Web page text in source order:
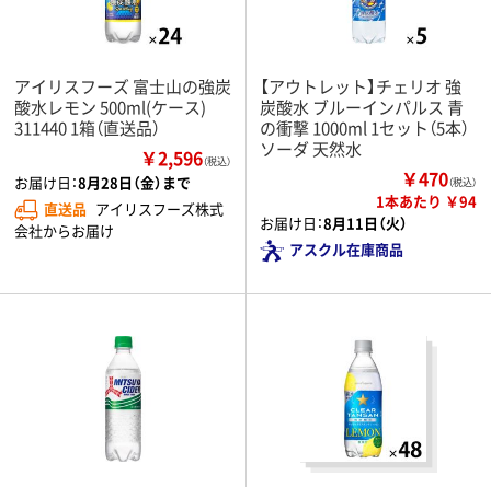
アイリスフーズ 富士山の強炭
酸水レモン 500ml(ケース)
311440 1箱（直送品）
￥2,596（税込）
お届け日：8月28日（金）まで
直送品 アイリスフーズ株式
会社からお届け
【アウトレット】チェリオ 強
炭酸水 ブルーインパルス 青
の衝撃 1000ml 1セット（5本）
ソーダ 天然水
￥470（税込）
1本あたり ￥94
お届け日：8月11日（火）
アスクル在庫商品